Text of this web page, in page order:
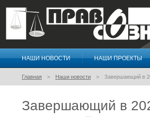
Правосознание
НАШИ НОВОСТИ НАШИ ПРОЕКТЫ
Главная Наши новости Завершающий в
Завершающий в